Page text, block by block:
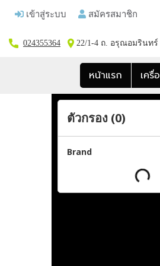
เข้าสู่ระบบ สมัครสมาชิก
024355364 22/1-4 ถ. อรุณอมรินท
หน้าแรก เค
ตัวกรอง (0)
Brand